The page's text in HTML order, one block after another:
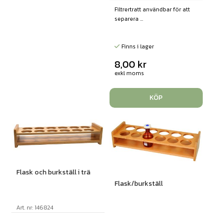
Filtrertratt användbar för att
separera ...
Finns i lager
8,00 kr
exkl moms
KÖP
Flask och burkställ i trä
Art. nr: 146824
Flask/burkställ